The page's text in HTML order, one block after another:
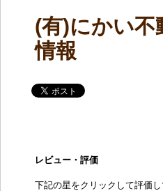
(有)にかい不
情報
レビュー・評価
下記の星をクリックして評価し